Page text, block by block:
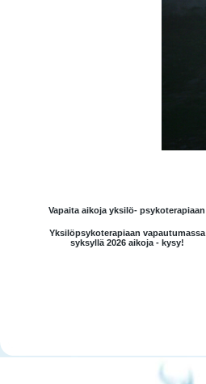
Vapaita aikoja yksilö- psykoterapiaan
Yksilöpsykoterapiaan vapautumassa
syksyllä 2026 aikoja - kysy!